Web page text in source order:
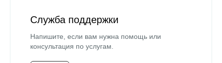
Служба поддержки
Напишите, если вам нужна помощь или
консультация по услугам.